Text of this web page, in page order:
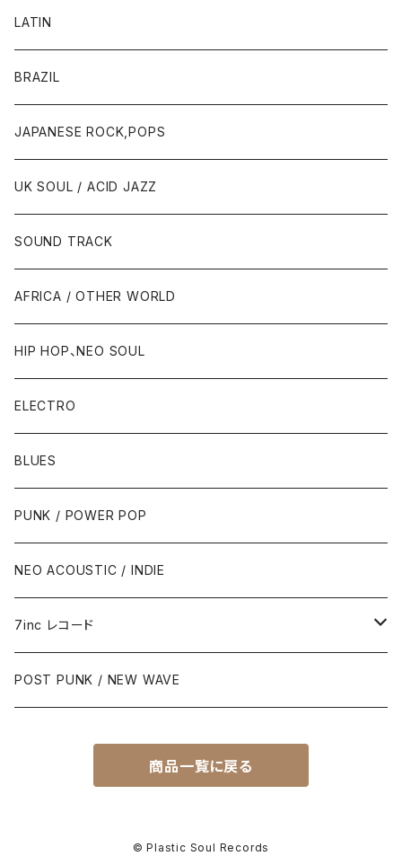
LATIN
BRAZIL
JAPANESE ROCK,POPS
UK SOUL / ACID JAZZ
SOUND TRACK
AFRICA / OTHER WORLD
HIP HOP、NEO SOUL
ELECTRO
BLUES
PUNK / POWER POP
NEO ACOUSTIC / INDIE
7inc レコード
PUNK / 2TONE
SKA / ROCK STEADY / REGGAE
POST PUNK / NEW WAVE
POST PUNK / NEW WAVE
商品一覧に戻る
© Plastic Soul Records